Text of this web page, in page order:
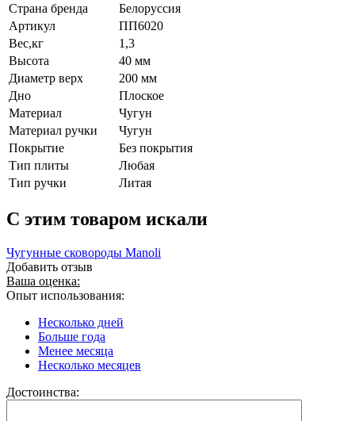
Страна бренда
Белоруссия
Артикул
ПП6020
Вес,кг
1,3
Высота
40 мм
Диаметр верх
200 мм
Дно
Плоское
Материал
Чугун
Материал ручки
Чугун
Покрытие
Без покрытия
Тип плиты
Любая
Тип ручки
Литая
C этим товаром искали
Чугунные сковороды Manoli
Добавить отзыв
Ваша оценка:
Опыт использования:
Несколько дней
Больше года
Менее месяца
Несколько месяцев
Достоинства: